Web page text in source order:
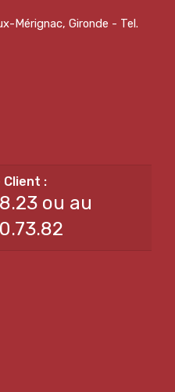
Mérignac, Gironde - Tel.
ou au